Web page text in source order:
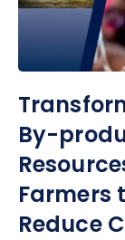
By-
Farmers
Reduce